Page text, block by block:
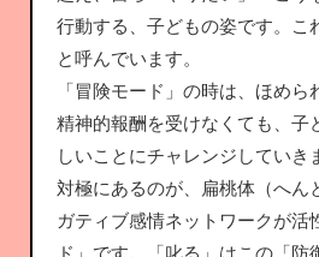
行動する、子どもの姿です。こ
と呼んでいます。
「冒険モード」の時は、ほめ
精神的報酬を受けなくても、子
しいことにチャレンジしていき
対極にあるのが、扁桃体（へん
ガティブ感情ネットワークが活
ド」です。「叱る」はこの「防